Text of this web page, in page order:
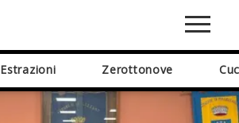
Estrazioni Zerottonove